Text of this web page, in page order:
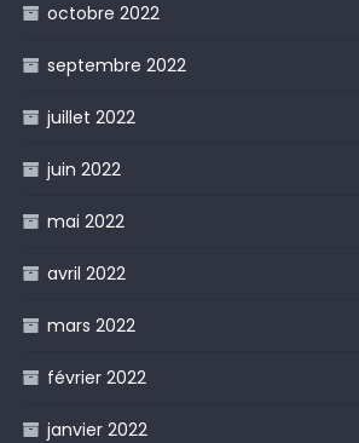
octobre 2022
septembre 2022
juillet 2022
juin 2022
mai 2022
avril 2022
mars 2022
février 2022
janvier 2022